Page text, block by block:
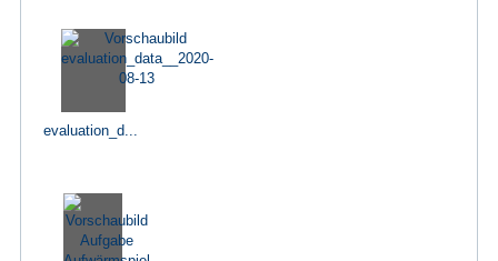
evaluation_d...